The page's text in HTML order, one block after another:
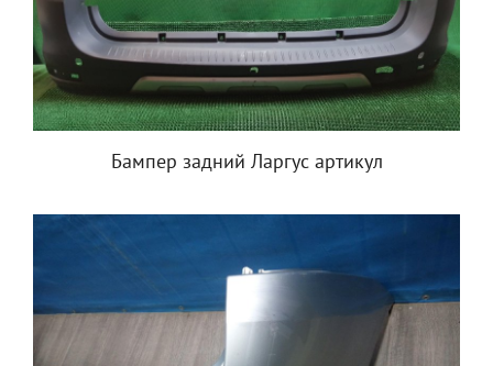
Бампер задний Ларгус артикул